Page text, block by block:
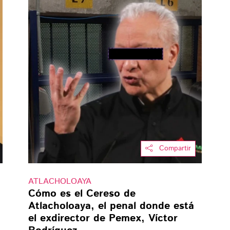
Compartir
ATLACHOLOAYA
Cómo es el Cereso de
Atlacholoaya, el penal donde está
el exdirector de Pemex, Víctor